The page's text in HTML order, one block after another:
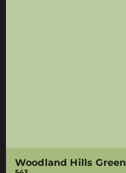
Woodland Hills Green